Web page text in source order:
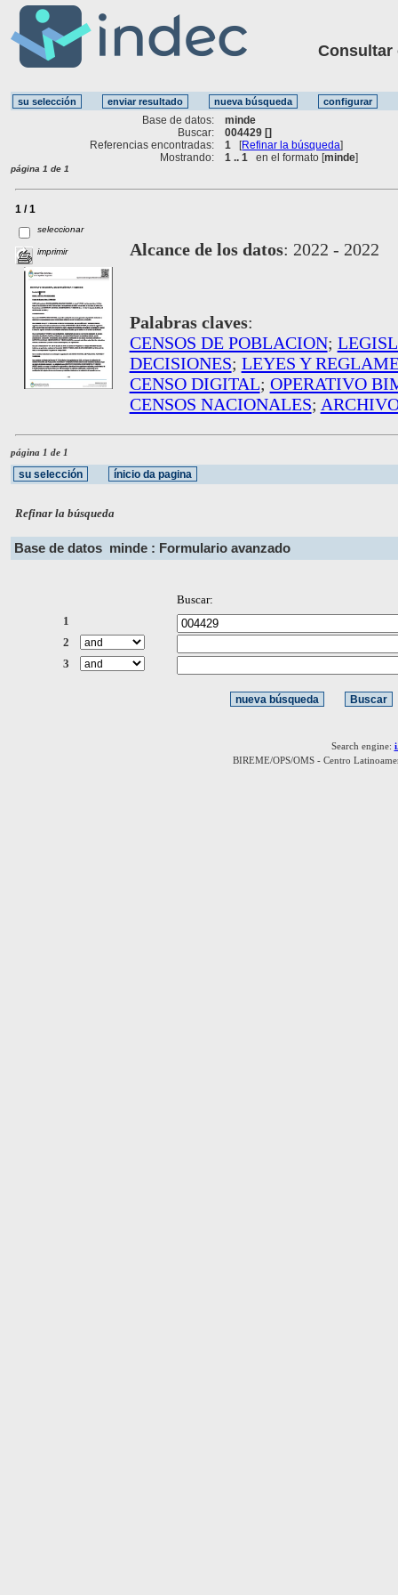
Consultar
Base de datos:
minde
Buscar:
004429 []
Referencias encontradas:
1 [Refinar la búsqueda]
Mostrando:
1 .. 1 en el formato [minde]
página 1 de 1
1 / 1
seleccionar
imprimir Alcance de los datos: 2022 - 2022
Palabras claves:
CENSOS DE POBLACION;
DECISIONES; LEYES Y
CENSO DIGITAL; OPERATIVO
CENSOS NACIONALES;
página 1 de 1
Refinar la búsqueda
Base de datos minde : Formulario avanzado
Buscar:
1
2
3
Search engine:
BIREME/OPS/OMS - Centro